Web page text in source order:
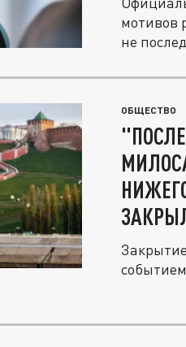
мотивов
не
ОБЩЕСТВО